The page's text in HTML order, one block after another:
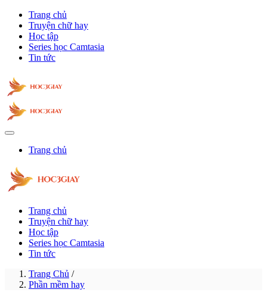
Trang chủ
Truyện chữ hay
Học tập
Series học Camtasia
Tin tức
Trang chủ
Trang chủ
Truyện chữ hay
Học tập
Series học Camtasia
Tin tức
Trang Chủ /
Phần mềm hay